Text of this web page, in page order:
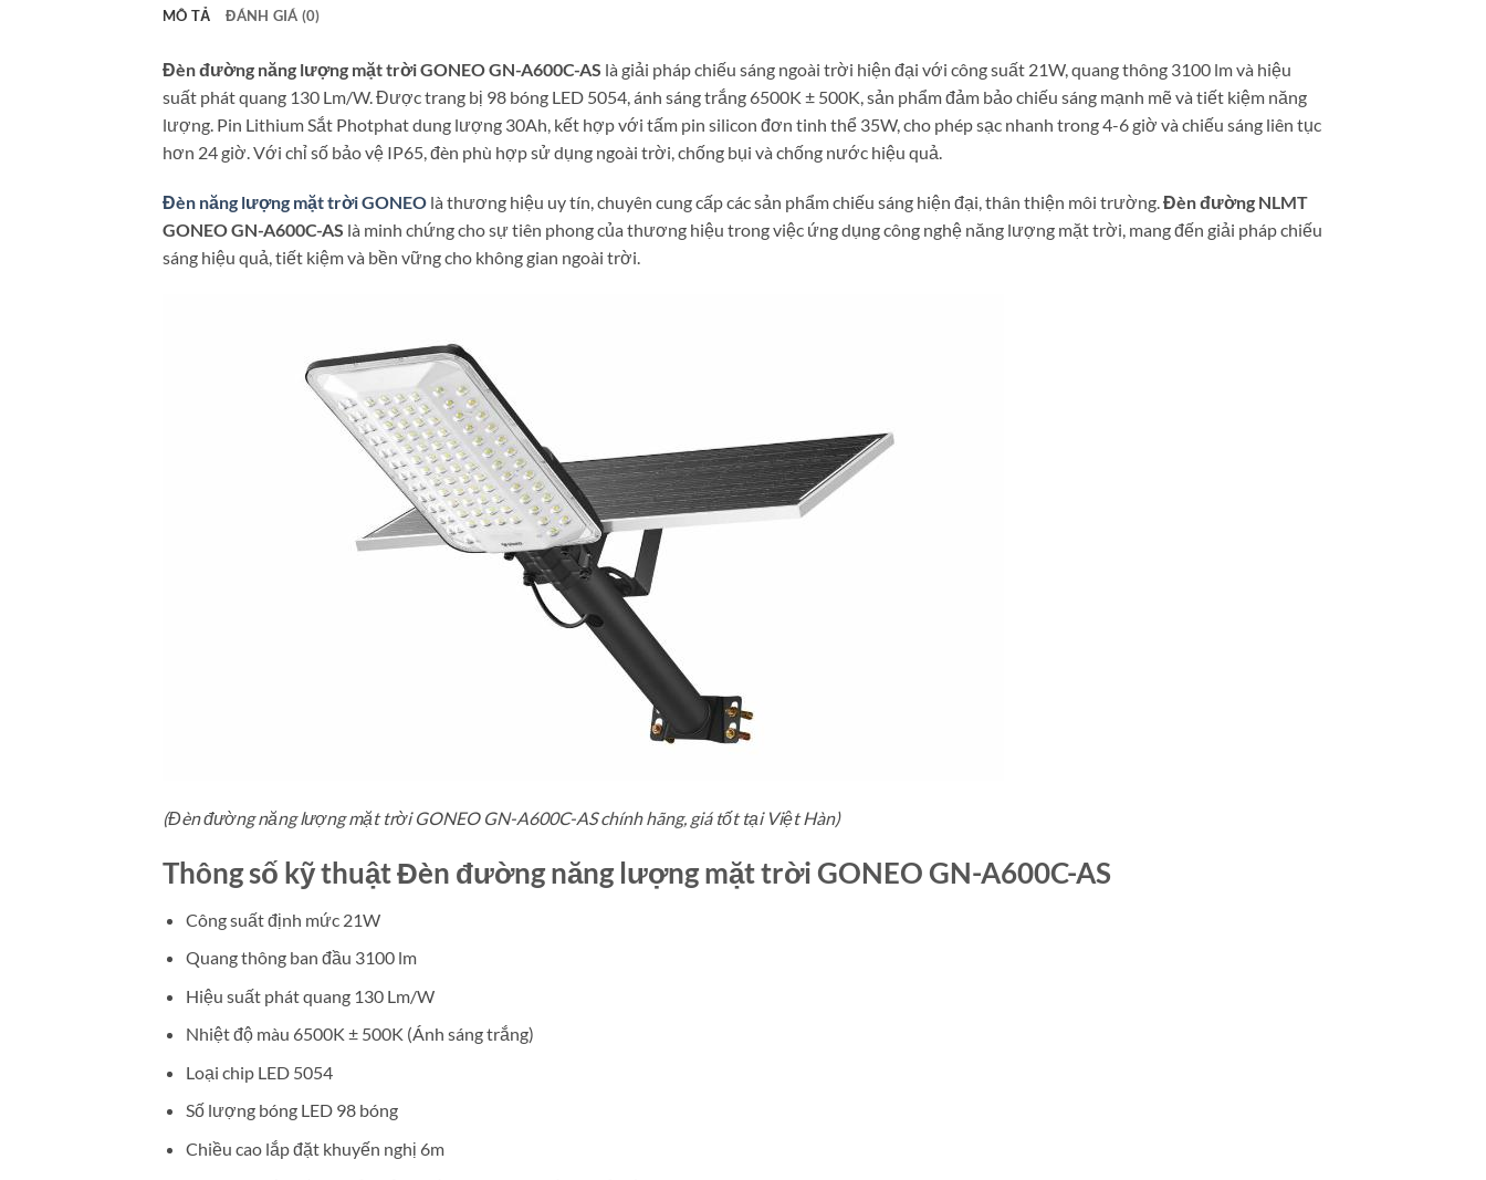
MÔ TẢ ĐÁNH GIÁ (0)
Đèn đường năng lượng mặt trời GONEO GN-A600C-AS là giải pháp chiếu sáng ngoài trời hiện đại với công suất 21W, quang thông 3100 lm và hiệu
suất phát quang 130 Lm/W. Được trang bị 98 bóng LED 5054, ánh sáng trắng 6500K ± 500K, sản phẩm đảm bảo chiếu sáng mạnh mẽ và tiết kiệm năng
lượng. Pin Lithium Sắt Photphat dung lượng 30Ah, kết hợp với tấm pin silicon đơn tinh thể 35W, cho phép sạc nhanh trong 4-6 giờ và chiếu sáng liên tục
hơn 24 giờ. Với chỉ số bảo vệ IP65, đèn phù hợp sử dụng ngoài trời, chống bụi và chống nước hiệu quả.
Đèn năng lượng mặt trời GONEO là thương hiệu uy tín, chuyên cung cấp các sản phẩm chiếu sáng hiện đại, thân thiện môi trường.Đèn đường NLMT
GONEO GN-A600C-AS là minh chứng cho sự tiên phong của thương hiệu trong việc ứng dụng công nghệ năng lượng mặt trời, mang đến giải pháp chiếu
sáng hiệu quả, tiết kiệm và bền vững cho không gian ngoài trời.
(Đèn đường năng lượng mặt trời GONEO GN-A600C-AS chính hãng, giá tốt tại Việt Hàn)
Thông số kỹ thuật Đèn đường năng lượng mặt trời GONEO GN-A600C-AS
Công suất định mức 21W
Quang thông ban đầu 3100 lm
Hiệu suất phát quang 130 Lm/W
Nhiệt độ màu 6500K ± 500K (Ánh sáng trắng)
Loại chip LED 5054
Số lượng bóng LED 98 bóng
Chiều cao lắp đặt khuyến nghị 6m